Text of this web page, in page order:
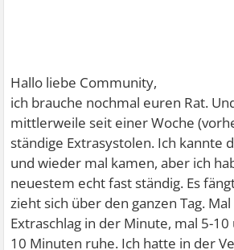
Hallo liebe Community,
ich brauche nochmal euren Rat.
mittlerweile seit einer Woche
ständige Extrasystolen. Ich kannte
und wieder mal kamen, aber ich
neuestem echt fast ständig. Es
zieht sich über den ganzen Tag.
Extraschlag in der Minute, mal 5-10
10 Minuten ruhe. Ich hatte in der